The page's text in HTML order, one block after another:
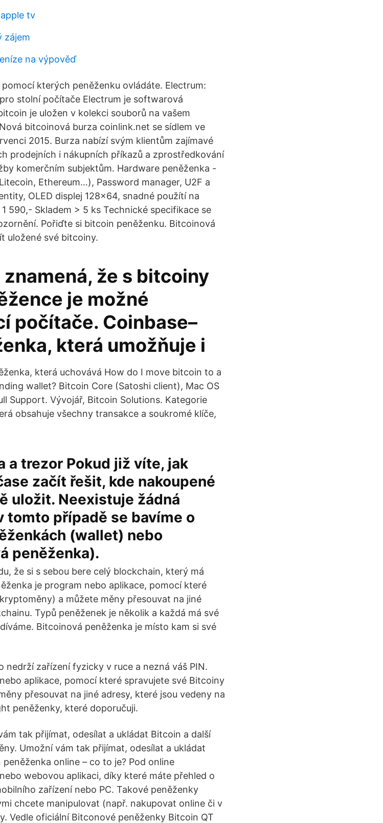
tv
zájem
na výpověď
kterých peněženku ovládáte. Electrum:
stolní počítače Electrum je softwarová
je uložen v kolekci souborů na vašem
bitcoinová burza coinlink.net se sídlem ve
2015. Burza nabízí svým klientům zajímavé
prodejních i nákupních příkazů a zprostředkování
komerčním subjektům. Hardware peněženka -
Ethereum…), Password manager, U2F a
OLED displej 128x64, snadné použítí na
590,- Skladem > 5 ks Technické specifikace se
Pořiďte si bitcoin peněženku. Bitcoinová
uložené své bitcoiny.
že s bitcoiny
je možné
počítače. Coinbase–
která umožňuje i
která uchovává How do I move bitcoin to a
wallet? Bitcoin Core (Satoshi client), Mac OS
Support. Vývojář, Bitcoin Solutions. Kategorie
obsahuje všechny transakce a soukromé klíče,
a trezor Pokud již víte, jak
začít řešit, kde nakoupené
uložit. Neexistuje žádná
tomto případě se bavíme o
(wallet) nebo
peněženka).
že si s sebou bere celý blockchain, který má
je program nebo aplikace, pomocí které
a můžete měny přesouvat na jiné
Typů peněženek je několik a každá má své
Bitcoinová peněženka je místo kam si své
nedrží zařízení fyzicky v ruce a nezná váš PIN.
aplikace, pomocí které spravujete své Bitcoiny
přesouvat na jiné adresy, které jsou vedeny na
peněženky, které doporučuji.
tak přijímat, odesílat a ukládat Bitcoin a další
Umožní vám tak přijímat, odesílat a ukládat
online – co to je? Pod online
webovou aplikaci, díky které máte přehled o
zařízení nebo PC. Takové peněženky
chcete manipulovat (např. nakupovat online či v
Vedle oficiální Bitconové peněženky Bitcoin QT